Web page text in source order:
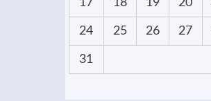
17 18 19 20
24 25 26 27
31